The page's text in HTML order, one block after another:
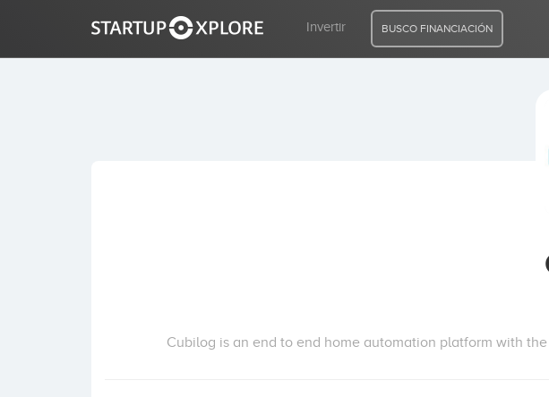
Invertir BUSCO FINANCIACIÓN
Cubilog is an end to end home automation platform with